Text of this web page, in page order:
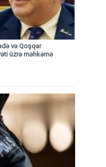
və Qoşqar
üzrə məhkəmə